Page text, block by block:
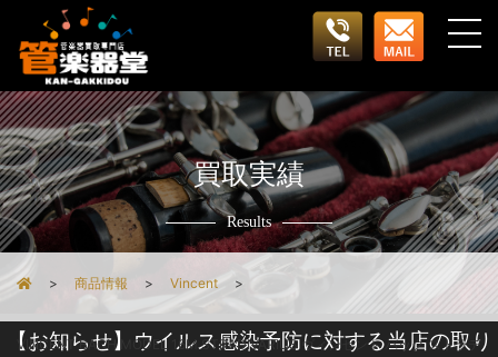
商品情報 Vincent
VINCENT BACH MODEL 16M STRADIVARIUS ヴィンセント バック ストラデ
買取実績
Results
【お知らせ】ウイルス感染予防に対する当店の取り